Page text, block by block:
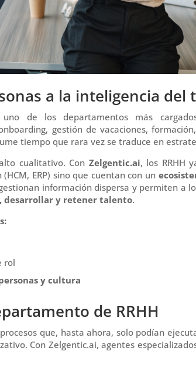
a la inteligencia del
de los departamentos más
gestión de vacaciones,
tiempo que rara vez se traduce en
cualitativo. Con Zelgentic.ai, los RRHH
ERP) sino que cuentan con un
información dispersa y permiten a
desarrollar y retener talento.
rol
y cultura
de RRHH
que, hasta ahora, solo podían
Con Zelgentic.ai, agentes